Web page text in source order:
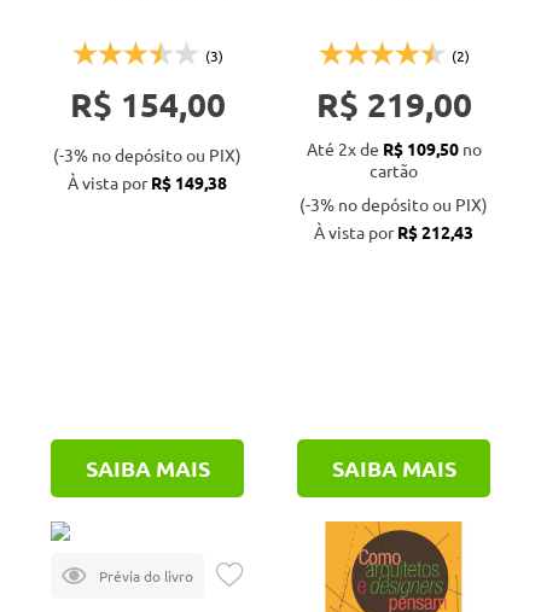
urbanismo e no
design - da teoria
à prática
(3)
R$ 154,00
(-3% no depósito ou PIX)
À vista porR$ 149,38
SAIBA MAIS
(2)
R$ 219,00
Até 2x de R$ 109,50no
cartão
(-3% no depósito ou PIX)
À vista porR$ 212,43
SAIBA MAIS